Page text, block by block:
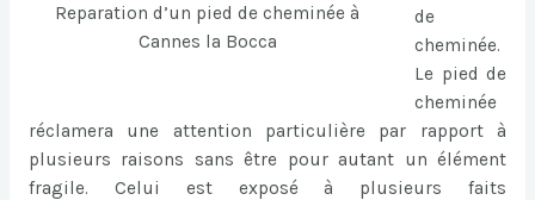
Reparation d’un pied de cheminée à
Cannes la Bocca
de
cheminée.
Le pied de
cheminée
réclamera une attention particulière par rapport à
plusieurs raisons sans être pour autant un élément
fragile. Celui est exposé à plusieurs faits